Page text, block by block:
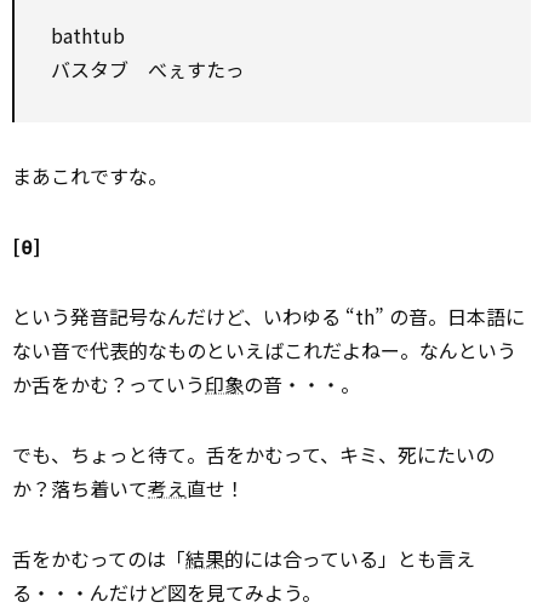
bathtub
バスタブ べぇすたっ
まあこれですな。
[θ]
という発音記号なんだけど、いわゆる “th” の音。日本語に
ない音で代表的なものといえばこれだよねー。なんという
か舌をかむ？っていう印象の音・・・。
でも、ちょっと待て。舌をかむって、キミ、死にたいの
か？落ち着いて考え直せ！
舌をかむってのは「結果的には合っている」とも言え
る・・・んだけど図を見てみよう。